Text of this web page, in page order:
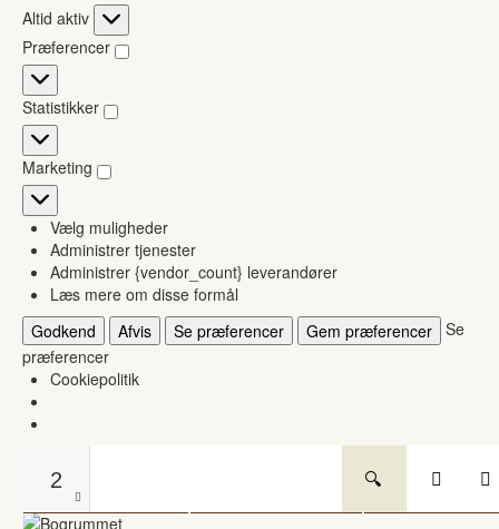
Funktionsdygtig
Altid aktiv
Præferencer
Præferencer
Statistikker
Statistikker
Marketing
Marketing
Vælg muligheder
Administrer tjenester
Administrer {vendor_count} leverandører
Læs mere om disse formål
Godkend
Afvis Se præferencer Gem præferencer Se
præferencer
Cookiepolitik
2